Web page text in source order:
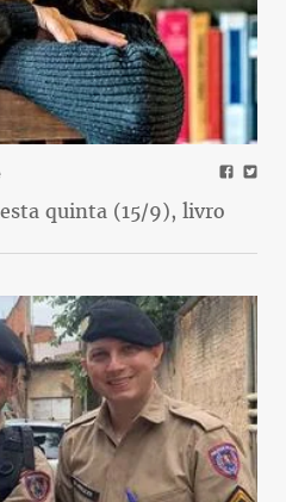
quinta (15/9), livro